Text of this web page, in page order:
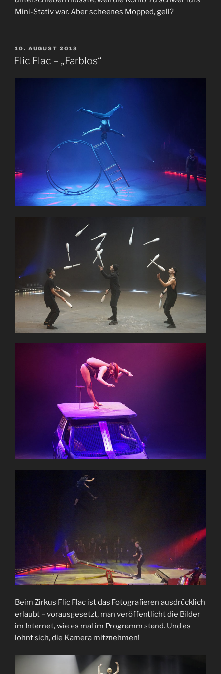
Mini-Stativ war. Aber scheenes Mopped, gell?
VERÖFFENTLICHT
AM
10. AUGUST 2018
Flic Flac – „Farblos“
Beim Zirkus Flic Flac ist das Fotografieren ausdrücklich
erlaubt – vorausgesetzt, man veröffentlicht die Bilder
im Internet, wie es mal im Programm stand. Und es
lohnt sich, die Kamera mitznehmen!